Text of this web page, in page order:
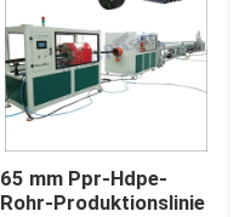
65 mm Ppr-Hdpe-
Rohr-Produktionslinie